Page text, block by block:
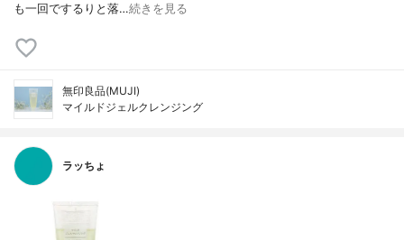
も一回でするりと落…続きを見る
無印良品(MUJI)
マイルドジェルクレンジング
ラッちょ